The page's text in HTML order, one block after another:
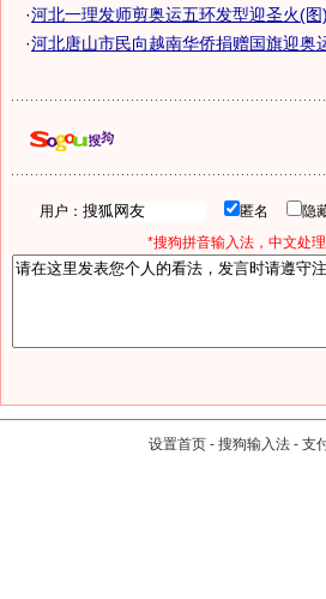
·河北一理发师剪奥运五环发型迎圣火(图)
·河北唐山市民向越南华侨捐赠国旗迎奥
用户： 匿名 隐
*搜狗拼音输入法，中文处
设置首页 - 搜狗输入法 - 支